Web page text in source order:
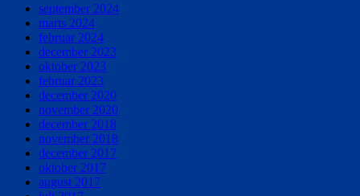
september 2024
marts 2024
februar 2024
december 2023
oktober 2023
februar 2023
december 2020
november 2020
december 2018
november 2018
december 2017
oktober 2017
august 2017